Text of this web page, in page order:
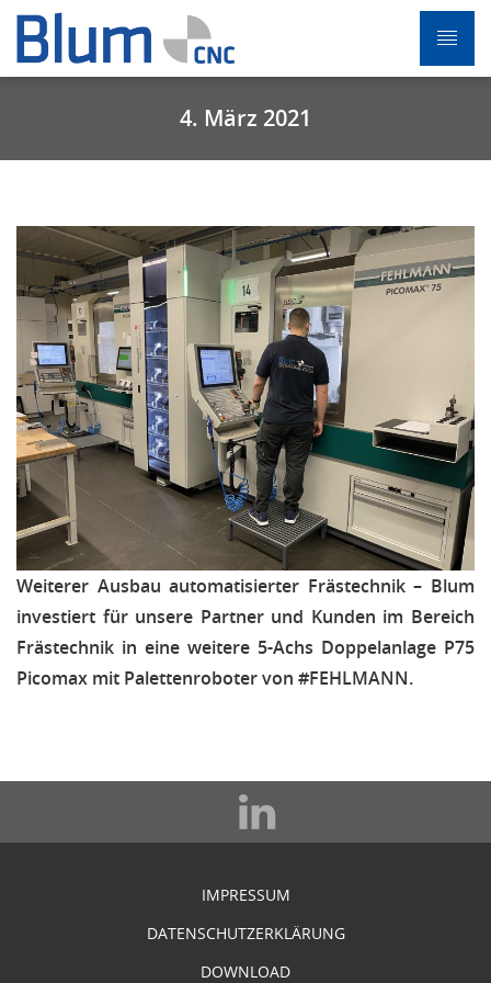
4. März 2021
Weiterer Ausbau automatisierter Frästechnik – Blum
investiert für unsere Partner und Kunden im Bereich
Frästechnik in eine weitere 5-Achs Doppelanlage P75
Picomax mit Palettenroboter von #FEHLMANN.
IMPRESSUM
DATENSCHUTZERKLÄRUNG
DOWNLOAD